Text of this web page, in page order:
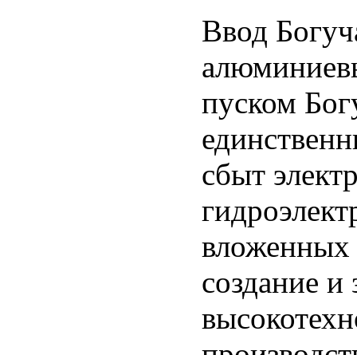
Ввод
пуском
сбыт
вложенных
создание